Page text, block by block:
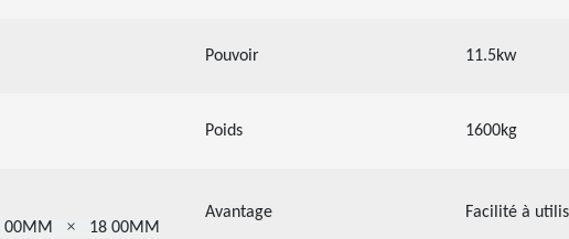
Pouvoir 11.5kw
Poids 1600kg
00MM × 18 00MM
Avantage Facilité à